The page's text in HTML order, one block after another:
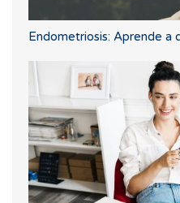
Endometriosis: Aprende a